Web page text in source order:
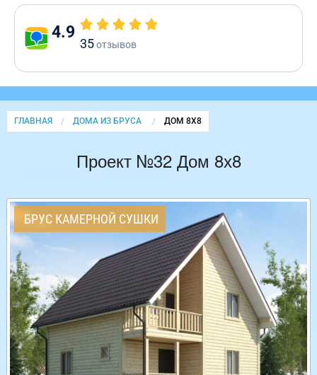
4.9
35отзывов
ГЛАВНАЯ ДОМА ИЗ БРУСА CURRENT:
ДОМ 8Х8
Проект №32 Дом 8х8
БРУС КАМЕРНОЙ СУШКИ